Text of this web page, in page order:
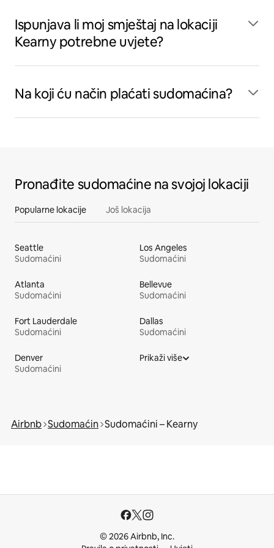
Ispunjava li moj smještaj na lokaciji
Kearny potrebne uvjete?
Na koji ću način plaćati sudomaćina?
Pronađite sudomaćine na svojoj lokaciji
Popularne lokacije Još lokacija
Seattle
Sudomaćini
Los Angeles
Sudomaćini
Atlanta
Sudomaćini
Bellevue
Sudomaćini
Fort Lauderdale
Sudomaćini
Dallas
Sudomaćini
Denver
Sudomaćini
Prikaži više
Airbnb Sudomaćin Sudomaćini – Kearny
© 2026 Airbnb, Inc.